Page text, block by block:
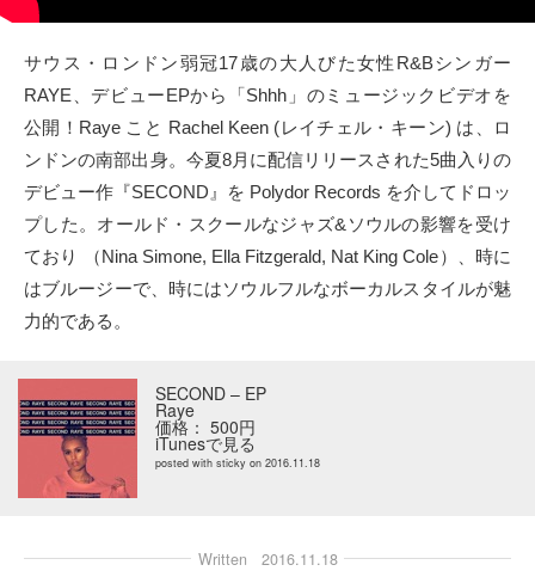
クト
Twitter
Facebook
instagram
Tumblr
Soundcloud
to indienative
サウス・ロンドン弱冠17歳の大人びた女性R&Bシンガー
RAYE、デビューEPから「Shhh」のミュージックビデオを
公開！Raye こと Rachel Keen (レイチェル・キーン) は、ロ
ンドンの南部出身。今夏8月に配信リリースされた5曲入りの
デビュー作『SECOND』を Polydor Records を介してドロッ
プした。オールド・スクールなジャズ&ソウルの影響を受け
ており （Nina Simone, Ella Fitzgerald, Nat King Cole）、時に
はブルージーで、時にはソウルフルなボーカルスタイルが魅
力的である。
SECOND – EP
Raye
価格： 500円
iTunesで見る
posted with sticky on 2016.11.18
Written 2016.11.18